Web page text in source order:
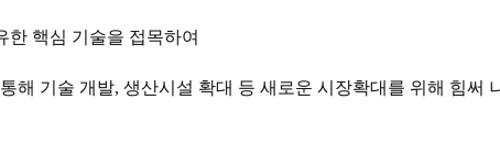
한 핵심 기술을 접목하여
기술 개발, 생산시설 확대 등 새로운 시장확대를 위해 힘써